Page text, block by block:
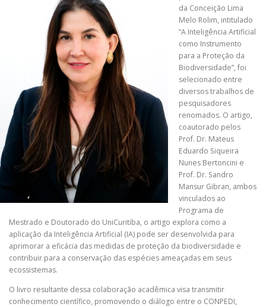
da Conceição Lima
Melo Rolim, intitulado
“A Inteligência Artificial
como Instrumento
para a Proteção da
Biodiversidade”, foi
selecionado entre
diversos trabalhos de
pesquisadores
renomados. O artigo,
coautorado pelos
Prof. Dr. Mateus
Eduardo Siqueira
Nunes Bertoncini e
Prof. Dr. Sandro
Mansur Gibran, ambos
vinculados ao
Programa de
Mestrado e Doutorado do UniCuritiba, o artigo explora como a
aplicação da Inteligência Artificial (IA) pode ser desenvolvida para
aprimorar a eficácia das medidas de proteção da biodiversidade e
contribuir para a conservação das espécies ameaçadas em seus
ecossistemas.
O livro resultante dessa colaboração acadêmica visa transmitir
conhecimento científico, promovendo o diálogo entre o CONPEDI,